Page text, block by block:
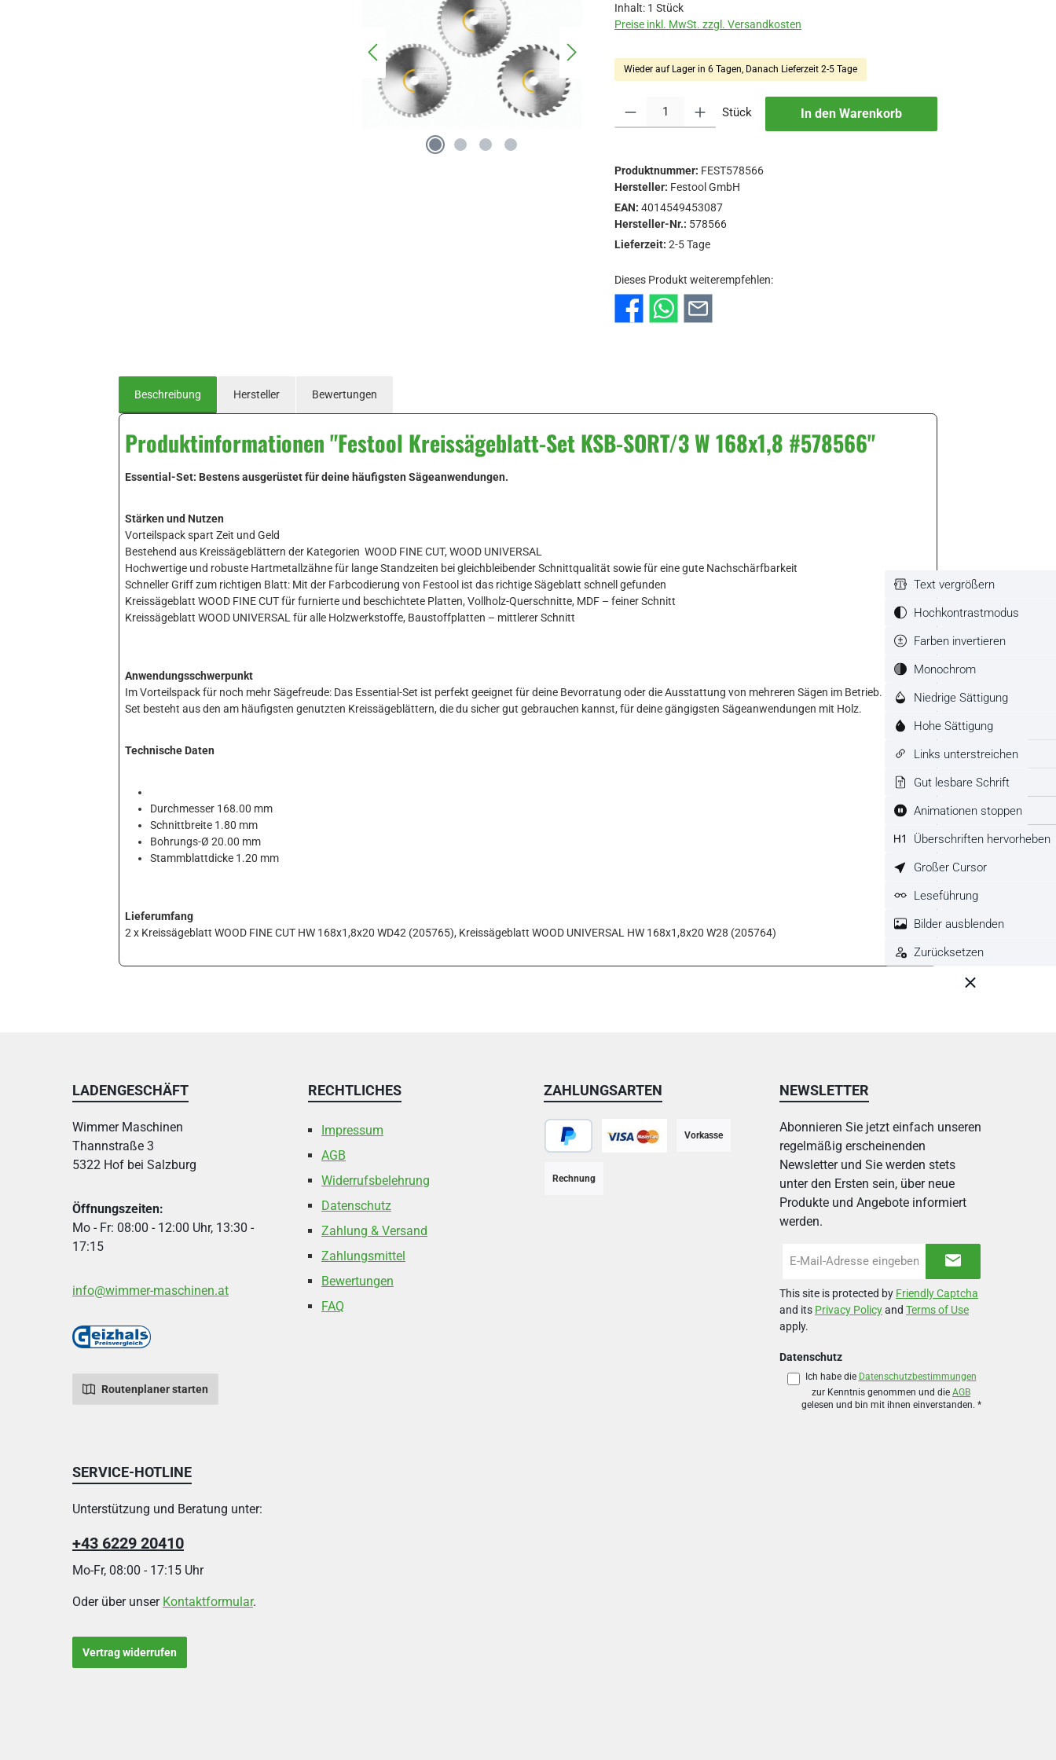
Inhalt: 1 Stück
Preise inkl. MwSt. zzgl. Versandkosten
Wieder auf Lager in 6 Tagen, Danach Lieferzeit 2-5 Tage
Produkt Anzahl: Gib den gewünschten Wert ein oder benutze die Schaltflächen um die
Stück In den Warenkorb
Produktnummer: FEST578566
Hersteller: Festool GmbH
EAN:4014549453087
Hersteller-Nr.: 578566
Lieferzeit:2-5 Tage
Dieses Produkt weiterempfehlen:
Beschreibung Hersteller Bewertungen
Produktinformationen "Festool Kreissägeblatt-Set KSB-SORT/3 W 168x1,8 #578566"
Essential-Set: Bestens ausgerüstet für deine häufigsten Sägeanwendungen.
Stärken und Nutzen
Vorteilspack spart Zeit und Geld
Bestehend aus Kreissägeblättern der Kategorien WOOD FINE CUT, WOOD UNIVERSAL
Hochwertige und robuste Hartmetallzähne für lange Standzeiten bei gleichbleibender Schnittqualität sowie für eine gute Nachschärfbarkeit
Schneller Griff zum richtigen Blatt: Mit der Farbcodierung von Festool ist das richtige Sägeblatt schnell gefunden
Kreissägeblatt WOOD FINE CUT für furnierte und beschichtete Platten, Vollholz-Querschnitte, MDF – feiner Schnitt
Kreissägeblatt WOOD UNIVERSAL für alle Holzwerkstoffe, Baustoffplatten – mittlerer Schnitt
Anwendungsschwerpunkt
Im Vorteilspack für noch mehr Sägefreude: Das Essential-Set ist perfekt geeignet für deine Bevorratung oder die Ausstattung von mehreren Sägen im Betrieb. Dieses
Set besteht aus den am häufigsten genutzten Kreissägeblättern, die du sicher gut gebrauchen kannst, für deine gängigsten Sägeanwendungen mit Holz.
Technische Daten
Durchmesser 168.00 mm
Schnittbreite 1.80 mm
Bohrungs-Ø 20.00 mm
Stammblattdicke 1.20 mm
Lieferumfang
2 x Kreissägeblatt WOOD FINE CUT HW 168x1,8x20 WD42 (205765), Kreissägeblatt WOOD UNIVERSAL HW 168x1,8x20 W28 (205764)
LADENGESCHÄFT
Wimmer Maschinen
Thannstraße 3
5322 Hof bei Salzburg
Öffnungszeiten:
Mo - Fr: 08:00 - 12:00 Uhr, 13:30 -
17:15
info@wimmer-maschinen.at
Routenplaner starten
RECHTLICHES
Impressum
AGB
Widerrufsbelehrung
Datenschutz
Zahlung & Versand
Zahlungsmittel
Bewertungen
FAQ
ZAHLUNGSARTEN
Vorkasse
Rechnung
NEWSLETTER
Abonnieren Sie jetzt einfach unseren
regelmäßig erscheinenden
Newsletter und Sie werden stets
unter den Ersten sein, über neue
Produkte und Angebote informiert
werden.
Mail-
*
This site is protected by Friendly Captcha
and its Privacy Policyand Terms of Use
apply.
Datenschutz
Ich habe die Datenschutzbestimmungen
zur Kenntnis genommen und die AGB
gelesen und bin mit ihnen einverstanden. *
SERVICE-HOTLINE
Unterstützung und Beratung unter:
+43 6229 20410
Mo-Fr, 08:00 - 17:15 Uhr
Oder über unser Kontaktformular.
Vertrag widerrufen
Text vergrößern
Hochkontrastmodus
Farben invertieren
Monochrom
Niedrige Sättigung
Hohe Sättigung
Links unterstreichen
Gut lesbare Schrift
Animationen stoppen
Überschriften hervorheben
Großer Cursor
Leseführung
Bilder ausblenden
Zurücksetzen